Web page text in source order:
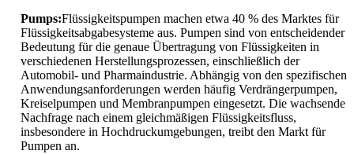
Pumps:Flüssigkeitspumpen machen etwa 40 % des Marktes für
Flüssigkeitsabgabesysteme aus. Pumpen sind von entscheidender
Bedeutung für die genaue Übertragung von Flüssigkeiten in
verschiedenen Herstellungsprozessen, einschließlich der
Automobil- und Pharmaindustrie. Abhängig von den spezifischen
Anwendungsanforderungen werden häufig Verdrängerpumpen,
Kreiselpumpen und Membranpumpen eingesetzt. Die wachsende
Nachfrage nach einem gleichmäßigen Flüssigkeitsfluss,
insbesondere in Hochdruckumgebungen, treibt den Markt für
Pumpen an.